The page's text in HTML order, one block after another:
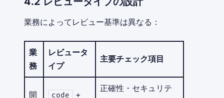
業務によってレビュー基準は異なる：
業
務
レビュータ
イプ
主要チェック項目
開
code +
正確性・セキュリテ